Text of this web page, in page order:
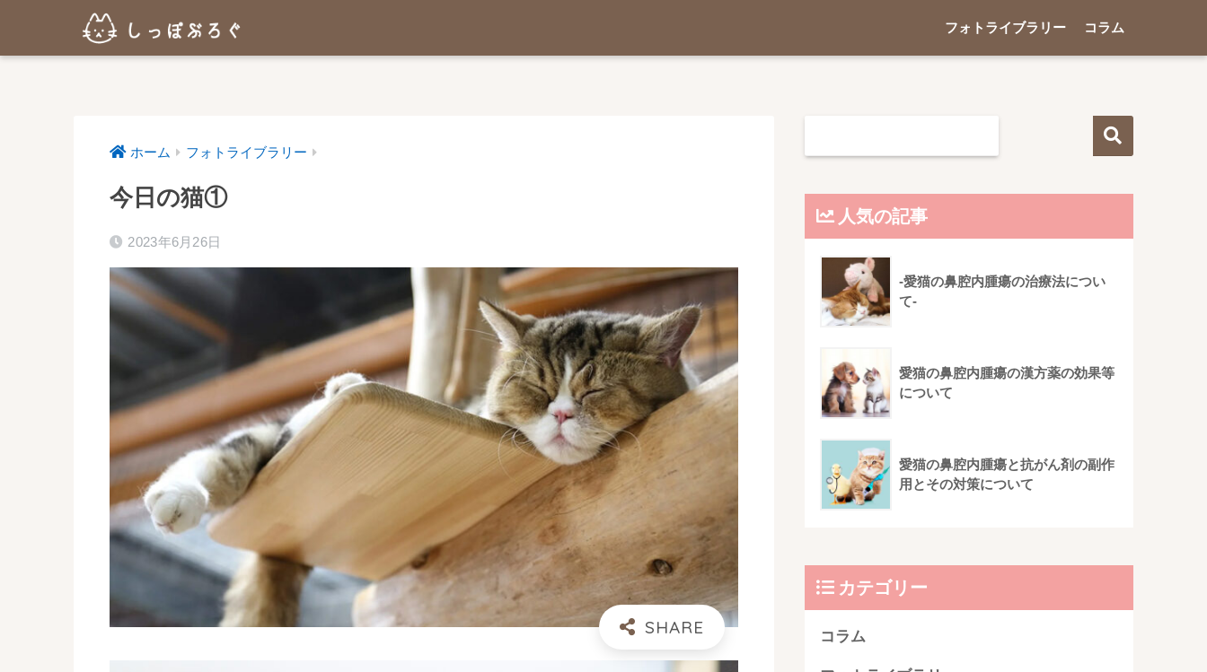
フォトライブラリー コラム
ホーム フォトライブラリー
今日の猫①
2023年6月26日
人気の記事
‐愛猫の鼻腔内腫瘍の治療法につい
て‐
愛猫の鼻腔内腫瘍の漢方薬の効果等
について
愛猫の鼻腔内腫瘍と抗がん剤の副作
用とその対策について
カテゴリー
コラム